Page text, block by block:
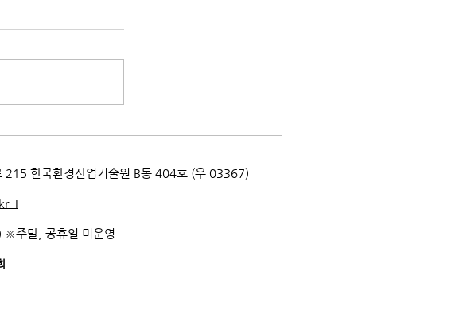
한국환경산업기술원 B동 404호 (우 03367)
I
주말, 공휴일 미운영